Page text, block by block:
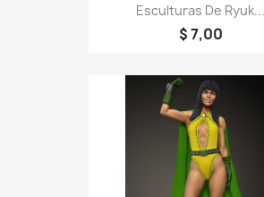
Esculturas De Ryuk...
$ 7,00